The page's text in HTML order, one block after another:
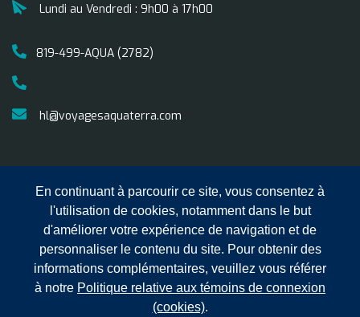
Lundi au Vendredi : 9h00 à 17h00
819-499-AQUA (2782)
hl@voyagesaquaterra.com
Copyright © 2025 Voyages
Aqua Terra Hautes Laurentides.
Confidentialité
Conditions
générales de ventes
En continuant à parcourir ce site, vous consentez à
l'utilisation de cookies, notamment dans le but
d'améliorer votre expérience de navigation et de
personnaliser le contenu du site. Pour obtenir des
informations complémentaires, veuillez vous référer
à notre Politique relative aux témoins de connexion
(cookies).